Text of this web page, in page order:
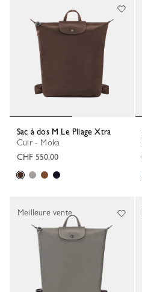
Sac à dos M Le Pliage Xtra
Cuir - Moka
CHF 550,00
Meilleure vente